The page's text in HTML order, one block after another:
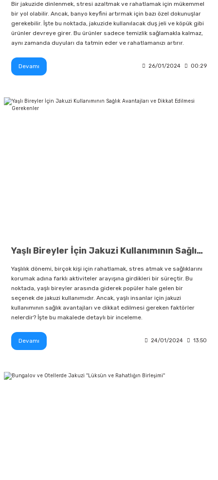
Bir jakuzide dinlenmek, stresi azaltmak ve rahatlamak için mükemmel
bir yol olabilir. Ancak, banyo keyfini artırmak için bazı özel dokunuşlar
gerekebilir. İşte bu noktada, jakuzide kullanılacak duş jeli ve köpük gibi
ürünler devreye girer. Bu ürünler sadece temizlik sağlamakla kalmaz,
aynı zamanda duyuları da tatmin eder ve rahatlamanızı artırır.
Devamı 26/01/2024 00:29
Yaşlı Bireyler İçin Jakuzi Kullanımının Sağlık Avantajları ve Dikkat Edilmesi Gerekenler
Yaşlılık dönemi, birçok kişi için rahatlamak, stres atmak ve sağlıklarını
korumak adına farklı aktiviteler arayışına girdikleri bir süreçtir. Bu
noktada, yaşlı bireyler arasında giderek popüler hale gelen bir
seçenek de jakuzi kullanımıdır. Ancak, yaşlı insanlar için jakuzi
kullanımının sağlık avantajları ve dikkat edilmesi gereken faktörler
nelerdir? İşte bu makalede detaylı bir inceleme.
Devamı 24/01/2024 13:50